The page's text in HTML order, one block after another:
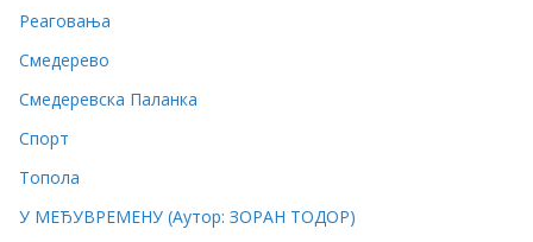
Реаговања
Смедерево
Смедеревска Паланка
Спорт
Топола
У МЕЂУВРЕМЕНУ (Аутор: ЗОРАН ТОДОР)